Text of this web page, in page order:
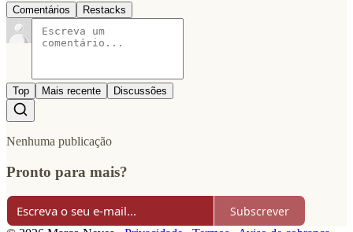
Comentários Restacks
Top Mais recente Discussões
Nenhuma publicação
Pronto para mais?
Subscrever